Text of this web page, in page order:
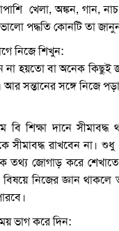
খেলা, অঙ্কন, গান,
পদ্ধতি কোনটি তা
নিজে শিখুন:
হয়তো বা অনেক কিছুই
আর সন্তানের সঙ্গে নিজে
বি শিক্ষা দানে
সীমাবদ্ধ রাখবেন না।
তথ্য জোগাড় করে
নিজের জ্ঞান
ভাগ করে দিন: